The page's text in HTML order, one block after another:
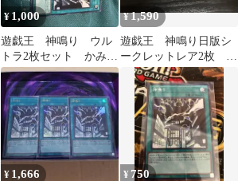
¥ 1,000
遊戯王 神鳴り ウル
トラ2枚セット かみな
り
¥1,590
遊戯王 神鳴り日版シ
ークレットレア2枚 ウ
ルトラレア1枚
¥ 1,666 ¥ 750